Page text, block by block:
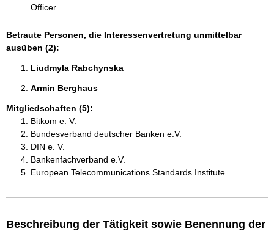
Officer
Betraute Personen, die Interessenvertretung unmittelbar
ausüben (2):
Liudmyla Rabchynska
Armin Berghaus
Mitgliedschaften (5):
Bitkom e. V.
Bundesverband deutscher Banken e.V.
DIN e. V.
Bankenfachverband e.V.
European Telecommunications Standards Institute
Beschreibung der Tätigkeit sowie Benennung der